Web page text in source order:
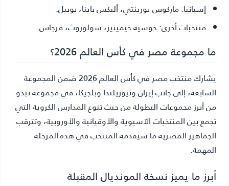
إسبانيا:ماركوس يورينتي، أليكس باينا، بوبيل.
منتخبات أخرى:خوسيه خيمينيز، سولوروث، فرجاس.
ما مجموعة مصر في كأس العالم 2026؟
يشارك منتخب مصر في كأس العالم 2026 ضمن المجموعة
السابعة، إلى جانب إيران ونيوزيلندا وبلجيكا، في مجموعة تبدو
من أبرز مجموعات البطولة من حيث تنوع المدارس الكروية التي
تجمع بين المنتخبات الآسيوية والأوقيانية والأوروبية، وتترقب
الجماهير المصرية ما سيقدمه المنتخب في هذه المرحلة
المهمة.
أبرز ما يميز نسخة المونديال المقبلة